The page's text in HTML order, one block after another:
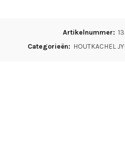
Artikelnummer:
Categorieën: HOUTKACHEL